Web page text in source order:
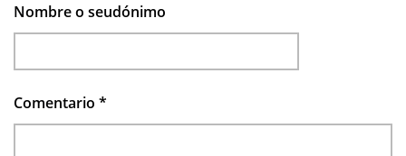
Nombre o seudónimo
Comentario *